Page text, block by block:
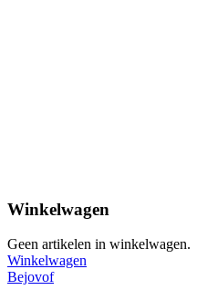
Winkelwagen
Geen artikelen in winkelwagen.
Winkelwagen
Bejovof